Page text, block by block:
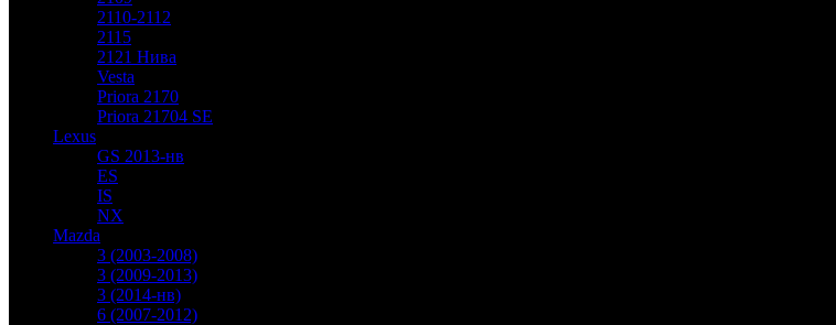
2110-2112
2115
2121 Нива
Vesta
Priora 2170
Priora 21704 SE
Lexus
GS 2013-нв
ES
IS
NX
Mazda
3 (2003-2008)
3 (2009-2013)
3 (2014-нв)
6 (2007-2012)